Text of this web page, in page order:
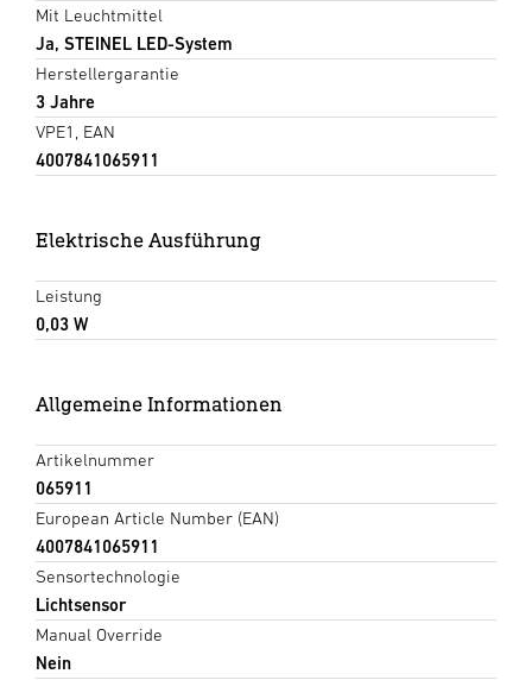
Mit Leuchtmittel
Ja, STEINEL LED-System
Herstellergarantie
3 Jahre
VPE1, EAN
4007841065911
Elektrische Ausführung
Leistung
0,03 W
Allgemeine Informationen
Artikelnummer
065911
European Article Number (EAN)
4007841065911
Sensortechnologie
Lichtsensor
Manual Override
Nein